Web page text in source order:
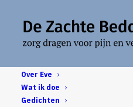
Over Eve
Wat ik doe
Gedichten